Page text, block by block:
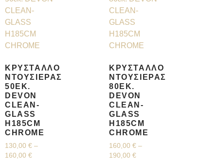
ΚΡΎΣΤΑΛΛΟ
ΝΤΟΥΣΙΈΡΑΣ
50ΕΚ.
DEVON
CLEAN-
GLASS
H185CM
CHROME
130,00 € –
160,00 €
ΚΡΎΣΤΑΛΛΟ
ΝΤΟΥΣΙΈΡΑΣ
80ΕΚ.
DEVON
CLEAN-
GLASS
H185CM
CHROME
160,00 € –
190,00 €